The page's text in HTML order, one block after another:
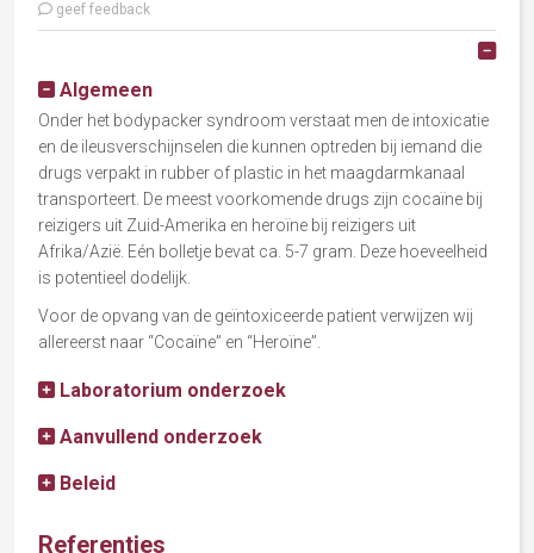
geef feedback
Algemeen
Onder het bodypacker syndroom verstaat men de intoxicatie
en de ileusverschijnselen die kunnen optreden bij iemand die
drugs verpakt in rubber of plastic in het maagdarmkanaal
transporteert. De meest voorkomende drugs zijn cocaïne bij
reizigers uit Zuid-Amerika en heroïne bij reizigers uit
Afrika/Azië. Eén bolletje bevat ca. 5-7 gram. Deze hoeveelheid
is potentieel dodelijk.
Voor de opvang van de geïntoxiceerde patient verwijzen wij
allereerst naar “Cocaïne” en “Heroïne”.
Laboratorium onderzoek
Aanvullend onderzoek
Beleid
Referenties